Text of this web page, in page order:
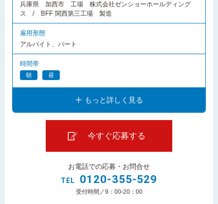
兵庫県 加西市 工場 株式会社ゼンショーホールディング
ス / BFF 関西第三工場 製造
雇用形態
アルバイト、パート
時間帯
朝 昼
もっと詳しく見る
今すぐ応募する
お電話での応募・お問合せ
TEL
0120-355-529
受付時間／9：00-20：00